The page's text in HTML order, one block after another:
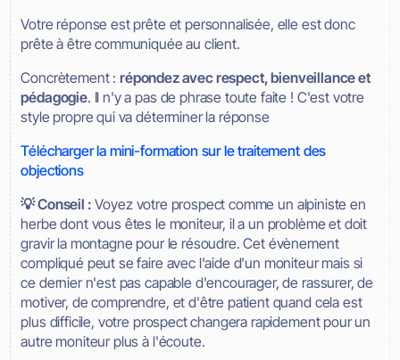
Votre réponse est prête et personnalisée, elle est donc
prête à être communiquée au client.
Concrètement : répondez avec respect, bienveillance et
pédagogie. Il n'y a pas de phrase toute faite ! C'est votre
style propre qui va déterminer la réponse
Télécharger la mini-formation sur le traitement des
objections
💡 Conseil : Voyez votre prospect comme un alpiniste en
herbe dont vous êtes le moniteur, il a un problème et doit
gravir la montagne pour le résoudre. Cet évènement
compliqué peut se faire avec l'aide d'un moniteur mais si
ce dernier n'est pas capable d'encourager, de rassurer, de
motiver, de comprendre, et d'être patient quand cela est
plus difficile, votre prospect changera rapidement pour un
autre moniteur plus à l'écoute.